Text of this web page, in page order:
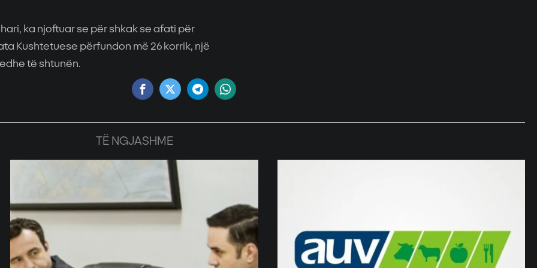
ka njoftuar se për shkak se afati për
Kushtetuese përfundon më 26 korrik, një
të shtunën.
TË NGJASHME